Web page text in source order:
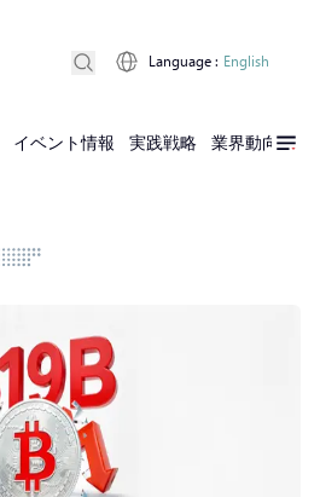
イベント情報 実践戦略 業界動向 実
Language : English